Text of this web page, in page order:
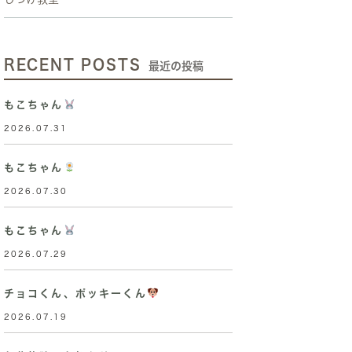
RECENT POSTS 最近の投稿
もこちゃん
2026.07.31
もこちゃん
2026.07.30
もこちゃん
2026.07.29
チョコくん、ポッキーくん
2026.07.19